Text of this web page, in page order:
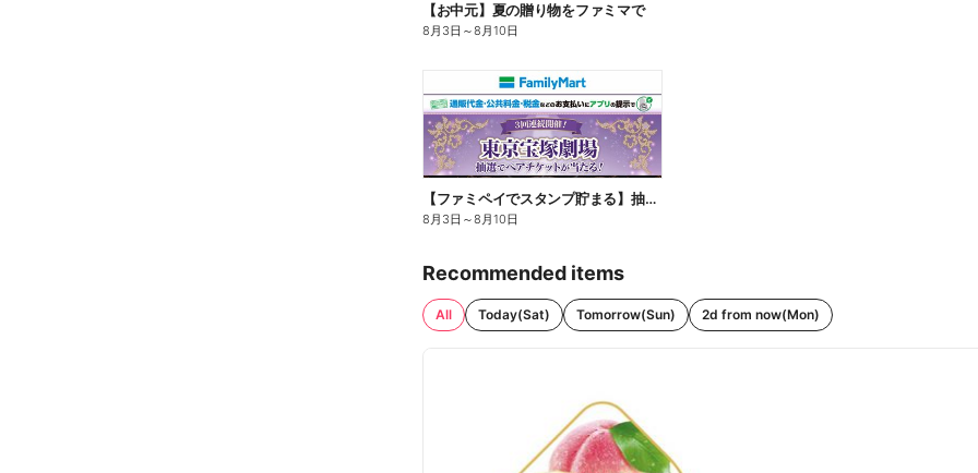
【お中元】夏の贈り物をファミマで
8月3日 ～8月10日
【ファミペイでスタンプ貯まる】抽選でペアチケットが当たる!
8月3日 ～8月10日
Recommended items
All Today(Sat) Tomorrow(Sun) 2d from now(Mon)